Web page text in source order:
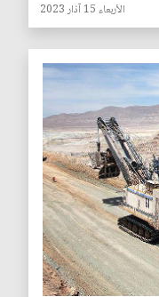
الأربعاء 15 آذار 2023